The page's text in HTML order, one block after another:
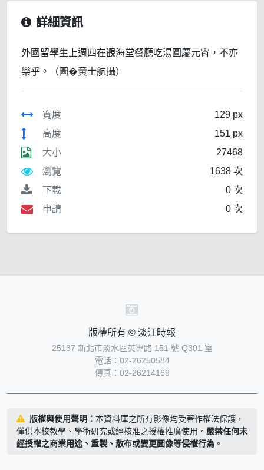
詳細資訊
外國留學生上週四在觀海堂餐廳吃湯圓慶元宵，不亦
樂乎。（圖�黃士航攝）
寬度
129 px
高度
151 px
大小
27468
瀏覽
1638 次
下載
0 次
申請
0 次
版權所有 © 淡江時報
25137 新北市淡水區英專路 151 號 Q301 室
電話：02-26250584
傳真：02-26214169
版權與使用聲明： 本資料庫之所有影像均受著作權法保護，
僅供本校教學、學術研究或經核准之授權推廣使用。 嚴禁任何未
經授權之商業用途、重製、散布或變更圖像等侵權行為 。